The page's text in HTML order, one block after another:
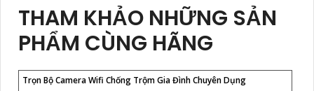
THAM KHẢO NHỮNG SẢN
PHẨM CÙNG HÃNG
Trọn Bộ Camera Wifi Chống Trộm Gia Đình Chuyên Dụng